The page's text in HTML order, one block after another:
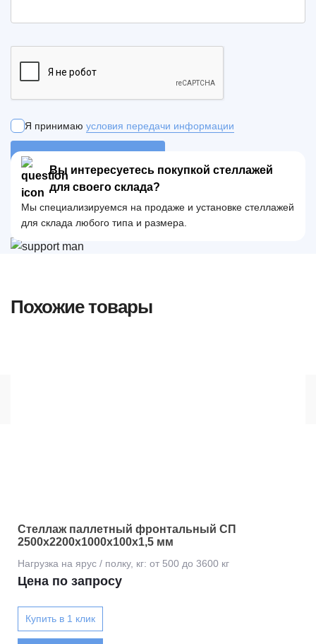
Я принимаю условия передачи информации
ОТПРАВИТЬ ЗАЯВКУ
Вы интересуетесь покупкой стеллажей
для своего склада?
Мы специализируемся на продаже и установке стеллажей
для склада любого типа и размера.
Похожие товары
Стеллаж паллетный фронтальный СП
2500х2200х1000х100х1,5 мм
Цена по запросу